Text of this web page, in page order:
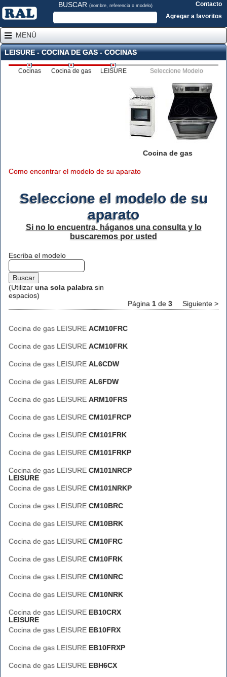
BUSCAR (nombre, referencia o modelo)
Contacto
Agregar a favoritos
MENÚ
LEISURE - COCINA DE GAS - COCINAS
Cocinas Cocina de gas LEISURE Seleccione Modelo
Cocina de gas
Como encontrar el modelo de su aparato
Seleccione el modelo de su
aparato
Si no lo encuentra, háganos una consulta y lo
buscaremos por usted
Escriba el modelo
(Utilizar una sola palabra sin
espacios)
Página 1 de 3 Siguiente >
Cocina de gas LEISURE ACM10FRC
Cocina de gas LEISURE ACM10FRK
Cocina de gas LEISURE AL6CDW
Cocina de gas LEISURE AL6FDW
Cocina de gas LEISURE ARM10FRS
Cocina de gas LEISURE CM101FRCP
Cocina de gas LEISURE CM101FRK
Cocina de gas LEISURE CM101FRKP
Cocina de gas LEISURE CM101NRCP
LEISURE
Cocina de gas LEISURE CM101NRKP
Cocina de gas LEISURE CM10BRC
Cocina de gas LEISURE CM10BRK
Cocina de gas LEISURE CM10FRC
Cocina de gas LEISURE CM10FRK
Cocina de gas LEISURE CM10NRC
Cocina de gas LEISURE CM10NRK
Cocina de gas LEISURE EB10CRX
LEISURE
Cocina de gas LEISURE EB10FRX
Cocina de gas LEISURE EB10FRXP
Cocina de gas LEISURE EBH6CX